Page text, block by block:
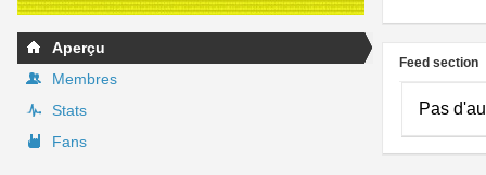
Aperçu
Membres
Stats
Fans
Feed section
Pas